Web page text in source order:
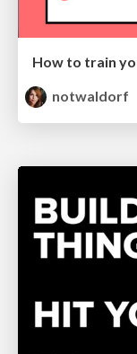
How to train
notwaldorf